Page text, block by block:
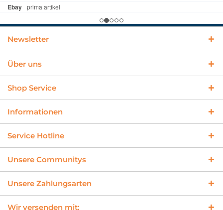
Newsletter
Über uns
Shop Service
Informationen
Service Hotline
Unsere Communitys
Unsere Zahlungsarten
Wir versenden mit: